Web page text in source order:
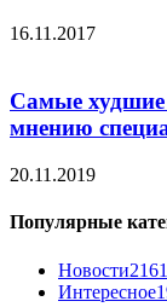
16.11.2017
Самые худшие
мнению
20.11.2019
Популярные
Новости2161
Интересное